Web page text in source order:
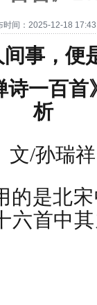
间：2025-12-18
事，便
一百首
析
文/孙瑞祥
的是北
六首中